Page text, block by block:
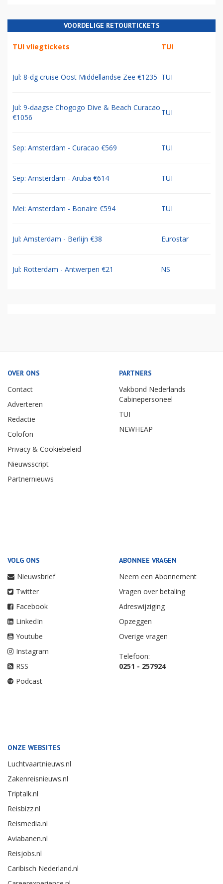
VOORDELIGE RETOURTICKETS
TUI vliegtickets TUI
Jul: 8-dg cruise Oost Middellandse Zee €1235 TUI
Jul: 9-daagse Chogogo Dive & Beach Curacao
€1056
TUI
Sep: Amsterdam - Curacao €569 TUI
Sep: Amsterdam - Aruba €614 TUI
Mei: Amsterdam - Bonaire €594 TUI
Jul: Amsterdam - Berlijn €38 Eurostar
Jul: Rotterdam - Antwerpen €21 NS
OVER ONS
Contact
Adverteren
Redactie
Colofon
Privacy & Cookiebeleid
Nieuwsscript
Partnernieuws
PARTNERS
Vakbond Nederlands
Cabinepersoneel
TUI
NEWHEAP
VOLG ONS
Nieuwsbrief
Twitter
Facebook
LinkedIn
Youtube
Instagram
RSS
Podcast
ABONNEE VRAGEN
Neem een Abonnement
Vragen over betaling
Adreswijziging
Opzeggen
Overige vragen
Telefoon:
0251 - 257924
ONZE WEBSITES
Luchtvaartnieuws.nl
Zakenreisnieuws.nl
Triptalk.nl
Reisbizz.nl
Reismedia.nl
Aviabanen.nl
Reisjobs.nl
Caribisch Nederland.nl